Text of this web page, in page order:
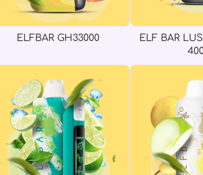
ELFBAR GH33000
ELF BAR